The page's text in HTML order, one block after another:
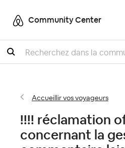
Community Center
Recherche
Accueillir vos voyageurs
!!!! réclamation
concernant la